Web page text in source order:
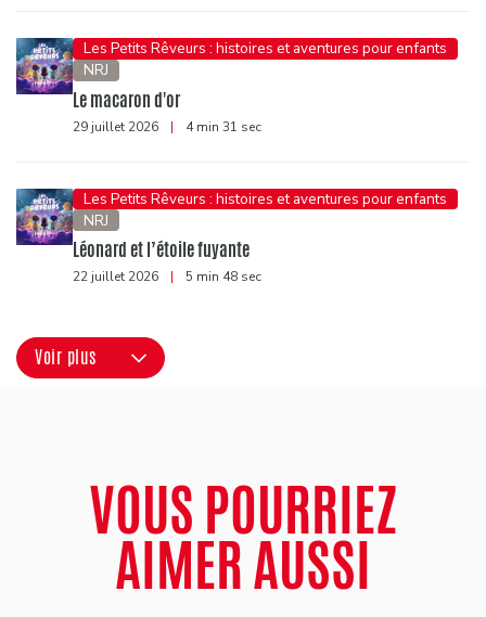
Les Petits Rêveurs : histoires et aventures pour enfants
NRJ
Le macaron d'or
29 juillet 2026 | 4 min 31 sec
Les Petits Rêveurs : histoires et aventures pour enfants
NRJ
Léonard et l’étoile fuyante
22 juillet 2026 | 5 min 48 sec
Voir plus
VOUS POURRIEZ
AIMER AUSSI